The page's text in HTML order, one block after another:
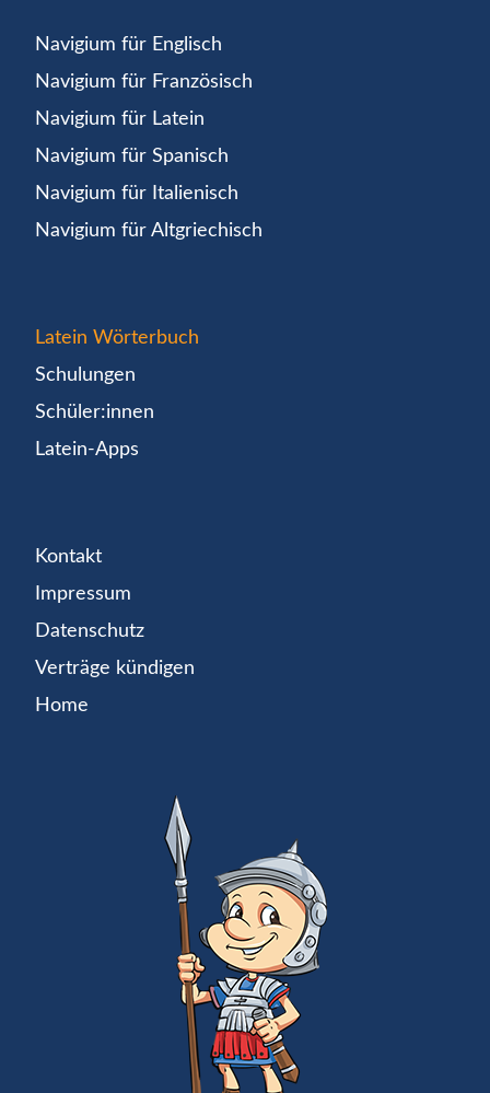
Navigium für Englisch
Navigium für Französisch
Navigium für Latein
Navigium für Spanisch
Navigium für Italienisch
Navigium für Altgriechisch
Latein Wörterbuch
Schulungen
Schüler:innen
Latein-Apps
Kontakt
Impressum
Datenschutz
Verträge kündigen
Home